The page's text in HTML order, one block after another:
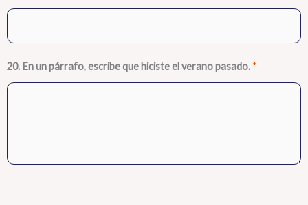
20. En un párrafo, escribe que hiciste el verano pasado. *